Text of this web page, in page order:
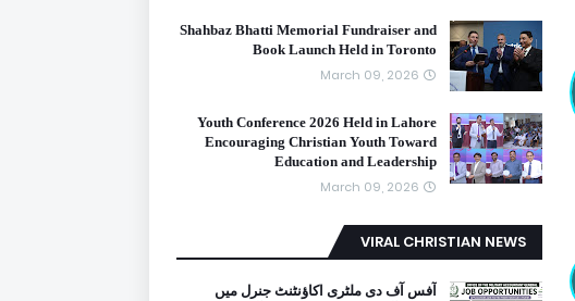
Shahbaz Bhatti Memorial Fundraiser and
Book Launch Held in Toronto
March 09, 2026
Youth Conference 2026 Held in Lahore
Encouraging Christian Youth Toward
Education and Leadership
March 09, 2026
VIRAL CHRISTIAN NEWS
آفس آف دی ملٹری اکاؤنٹنٹ جنرل میں